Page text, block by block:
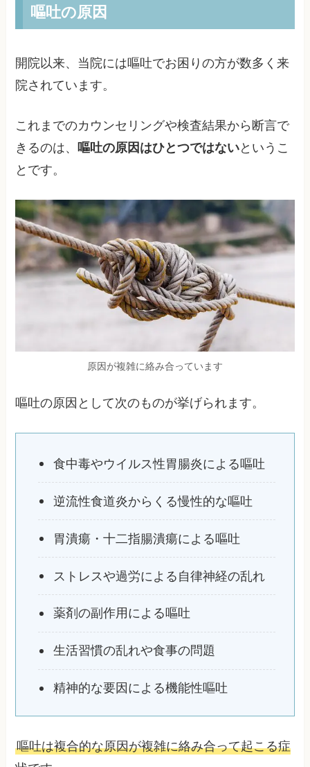
嘔吐の原因
開院以来、当院には嘔吐でお困りの方が数多く来
院されています。
これまでのカウンセリングや検査結果から断言で
きるのは、嘔吐の原因はひとつではないというこ
とです。
原因が複雑に絡み合っています
嘔吐の原因として次のものが挙げられます。
食中毒やウイルス性胃腸炎による嘔吐
逆流性食道炎からくる慢性的な嘔吐
胃潰瘍・十二指腸潰瘍による嘔吐
ストレスや過労による自律神経の乱れ
薬剤の副作用による嘔吐
生活習慣の乱れや食事の問題
精神的な要因による機能性嘔吐
嘔吐は複合的な原因が複雑に絡み合って起こる症